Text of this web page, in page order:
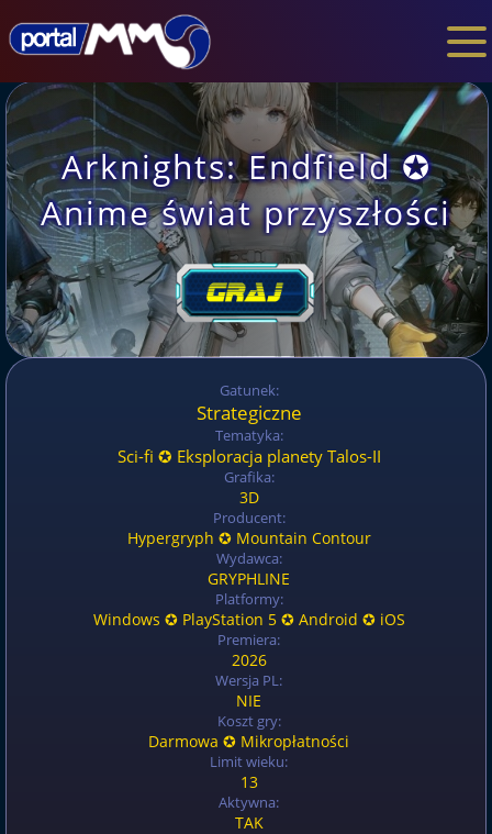
Arknights: Endfield ✪
Anime świat przyszłości
Gatunek:
Strategiczne
Tematyka:
Sci-fi ✪ Eksploracja planety Talos-II
Grafika:
3D
Producent:
Hypergryph ✪ Mountain Contour
Wydawca:
GRYPHLINE
Platformy:
Windows ✪ PlayStation 5 ✪ Android ✪ iOS
Premiera:
2026
Wersja PL:
NIE
Koszt gry:
Darmowa ✪ Mikropłatności
Limit wieku:
13
Aktywna:
TAK